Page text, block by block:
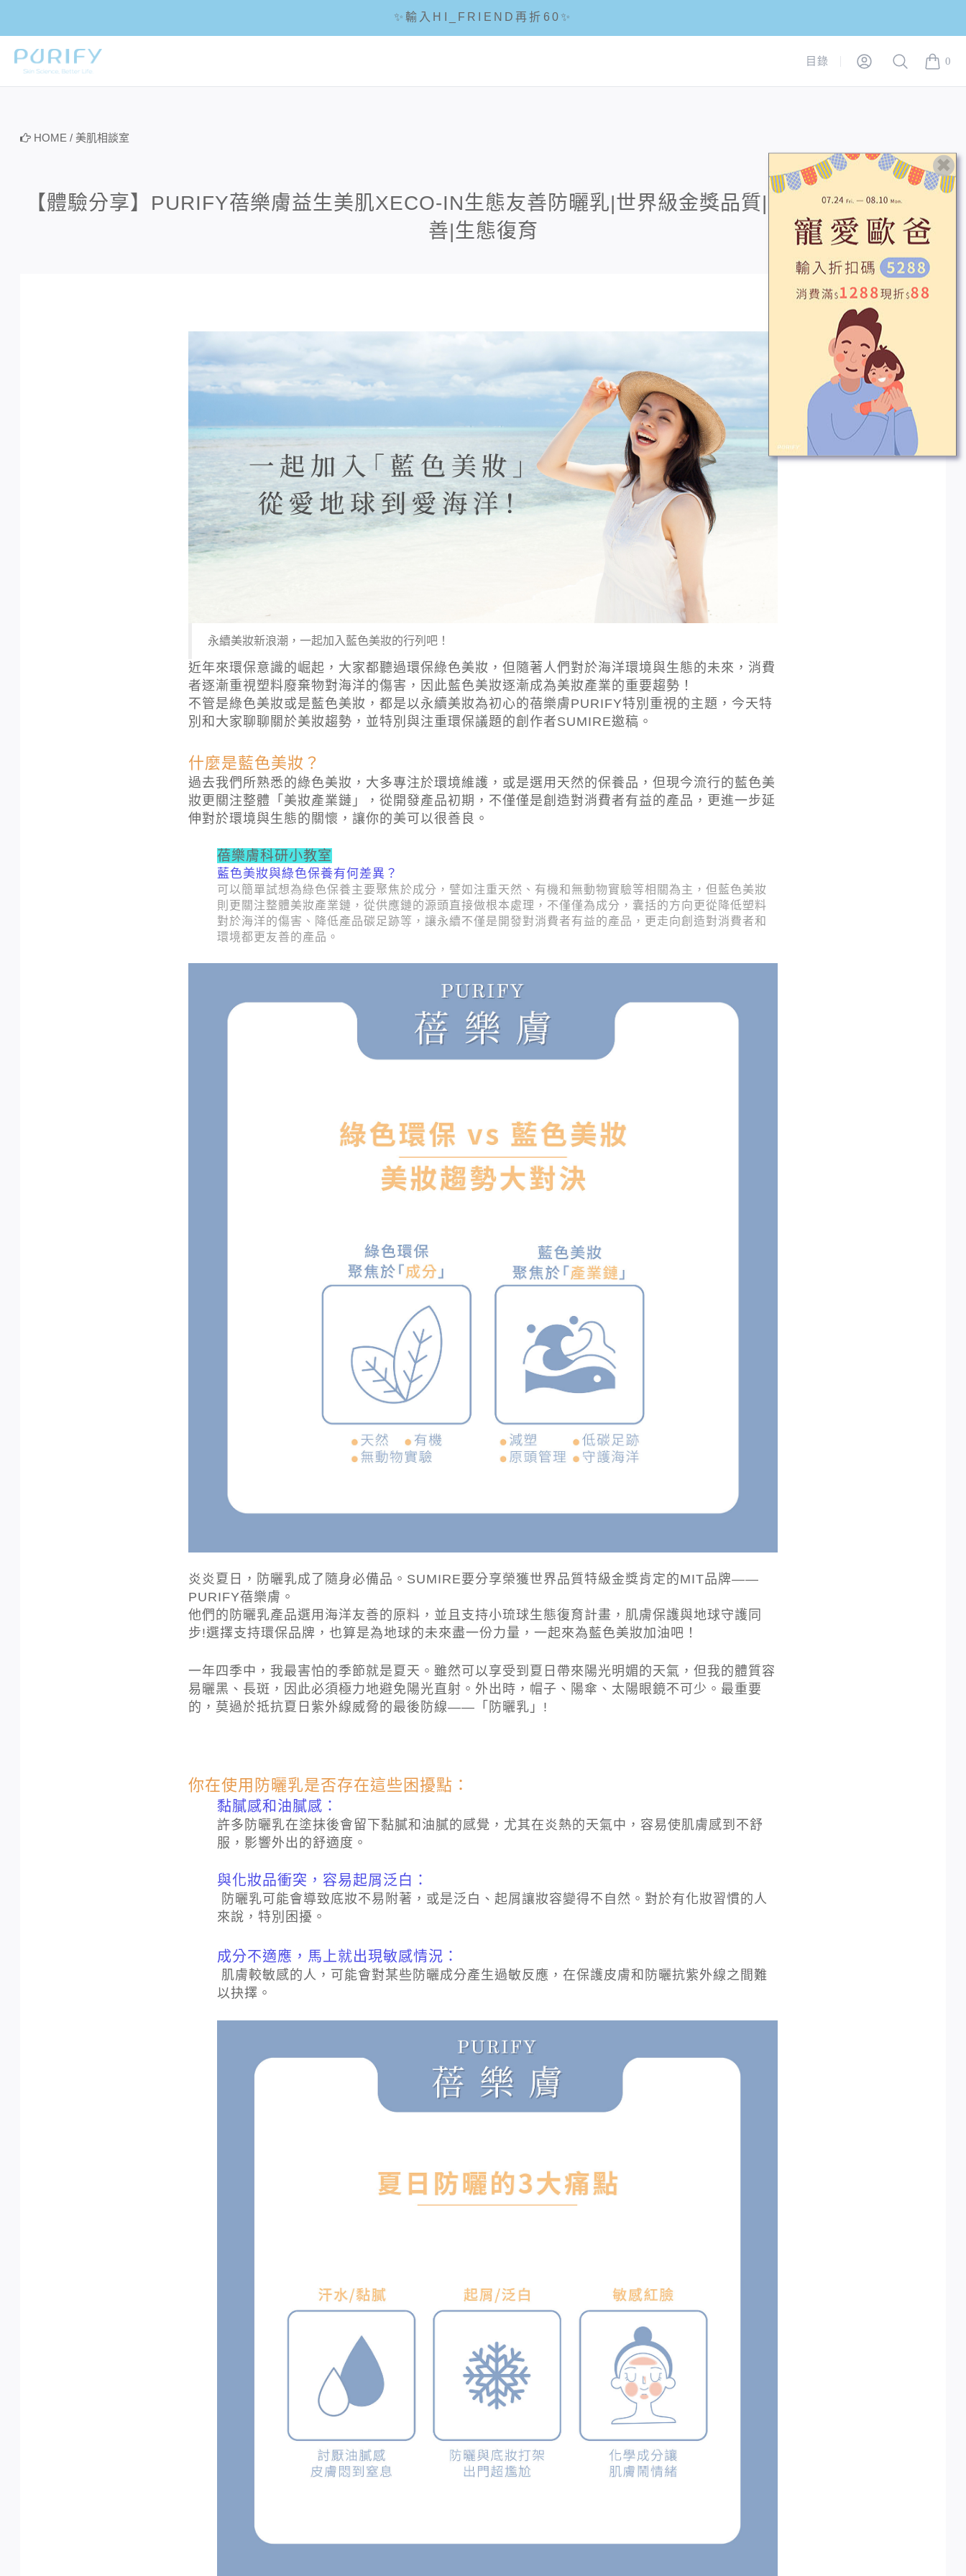
PURIFY 目錄 Login Search 0
items
✨輸入HI_FRIEND再折60✨
🌟全館滿1200免運🌟
HOME /美肌相談室
【體驗分享】PURIFY蓓樂膚益生美肌XECO-IN生態友善防曬乳|世界級金獎品質|對抗紫外線|海洋友
善|生態復育
永續美妝新浪潮，一起加入藍色美妝的行列吧！
近年來環保意識的崛起，大家都聽過環保綠色美妝，但隨著人們對於海洋環境與生態的未來，消費
者逐漸重視塑料廢棄物對海洋的傷害，因此藍色美妝逐漸成為美妝產業的重要趨勢！
不管是綠色美妝或是藍色美妝，都是以永續美妝為初心的蓓樂膚PURIFY特別重視的主題，今天特
別和大家聊聊關於美妝趨勢，並特別與注重環保議題的創作者SUMIRE邀稿。
什麼是藍色美妝？
過去我們所熟悉的綠色美妝，大多專注於環境維護，或是選用天然的保養品，但現今流行的藍色美
妝更關注整體「美妝產業鏈」，從開發產品初期，不僅僅是創造對消費者有益的產品，更進一步延
伸對於環境與生態的關懷，讓你的美可以很善良。
蓓樂膚科研小教室
藍色美妝與綠色保養有何差異？
可以簡單試想為綠色保養主要聚焦於成分，譬如注重天然、有機和無動物實驗等相關為主，但藍色美妝
則更關注整體美妝產業鏈，從供應鏈的源頭直接做根本處理，不僅僅為成分，囊括的方向更從降低塑料
對於海洋的傷害、降低產品碳足跡等，讓永續不僅是開發對消費者有益的產品，更走向創造對消費者和
環境都更友善的產品。
炎炎夏日，防曬乳成了隨身必備品。 SUMIRE要分享榮獲世界品質特級金獎肯定的MIT品牌——
PURIFY蓓樂膚。
他們的防曬乳產品選用海洋友善的原料，並且支持小琉球生態復育計畫，肌膚保護與地球守護同
步!選擇支持環保品牌，也算是為地球的未來盡一份力量，一起來為藍色美妝加油吧！
一年四季中，我最害怕的季節就是夏天。雖然可以享受到夏日帶來陽光明媚的天氣，但我的體質容
易曬黑、長斑，因此必須極力地避免陽光直射。外出時，帽子、陽傘、太陽眼鏡不可少。最重要
的，莫過於抵抗夏日紫外線威脅的最後防線——「防曬乳」!
你在使用防曬乳是否存在這些困擾點：
黏膩感和油膩感：
許多防曬乳在塗抹後會留下黏膩和油膩的感覺，尤其在炎熱的天氣中，容易使肌膚感到不舒
服，影響外出的舒適度。
與化妝品衝突，容易起屑泛白：
防曬乳可能會導致底妝不易附著，或是泛白、起屑讓妝容變得不自然。對於有化妝習慣的人
來說，特別困擾。
成分不適應，馬上就出現敏感情況：
肌膚較敏感的人，可能會對某些防曬成分產生過敏反應，在保護皮膚和防曬抗紫外線之間難
以抉擇。